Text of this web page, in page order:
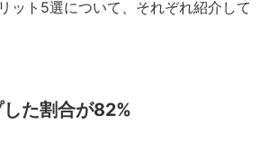
ット5選について、それぞれ紹介して
た割合が82%